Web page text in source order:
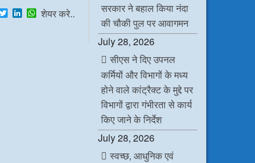
T
w
L
i
W
h
शेयर करे..
सरकार ने बहाल किया नंदा
की चौकी पुल पर आवागमन
July 28, 2026
सीएस ने दिए उपनल
कर्मियों और विभागों के मध्य
होने वाले कांट्रैक्ट के मुद्दे पर
विभागों द्वारा गंभीरता से कार्य
किए जाने के निर्देश
July 28, 2026
स्वच्छ, आधुनिक एवं